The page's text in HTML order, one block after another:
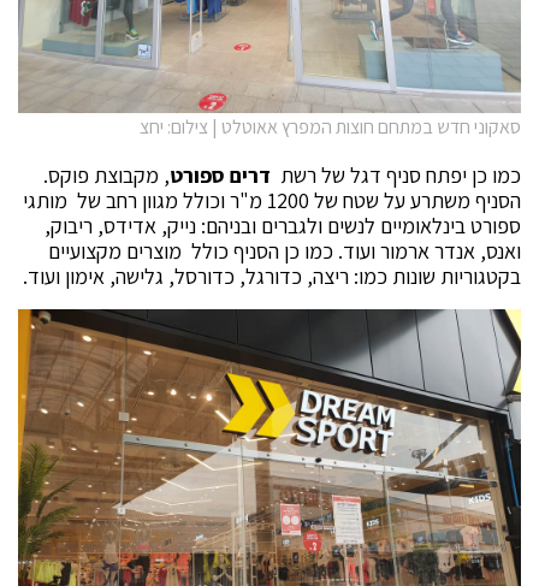
סאקוני חדש במתחם חוצות המפרץ אאוטלט | צילום: יחצ
כמו כן יפתח סניף דגל של רשת דרים ספורט, מקבוצת פוקס.
הסניף משתרע על שטח של 1200 מ"ר וכולל מגוון רחב של מותגי
ספורט בינלאומיים לנשים ולגברים ובניהם: נייק, אדידס, ריבוק,
ואנס, אנדר ארמור ועוד. כמו כן הסניף כולל מוצרים מקצועיים
בקטגוריות שונות כמו: ריצה, כדורגל, כדורסל, גלישה, אימון ועוד.